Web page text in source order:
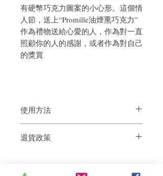
有硬幣巧克力圖案的小心形。這個情
人節，送上“Promille油煙熏巧克力”
作為禮物送給心愛的人，作為對一直
照顧你的人的感謝，或者作為對自己
的獎賞
使用方法
4 滴）於手心，塗抹於髮梢。
退貨政策